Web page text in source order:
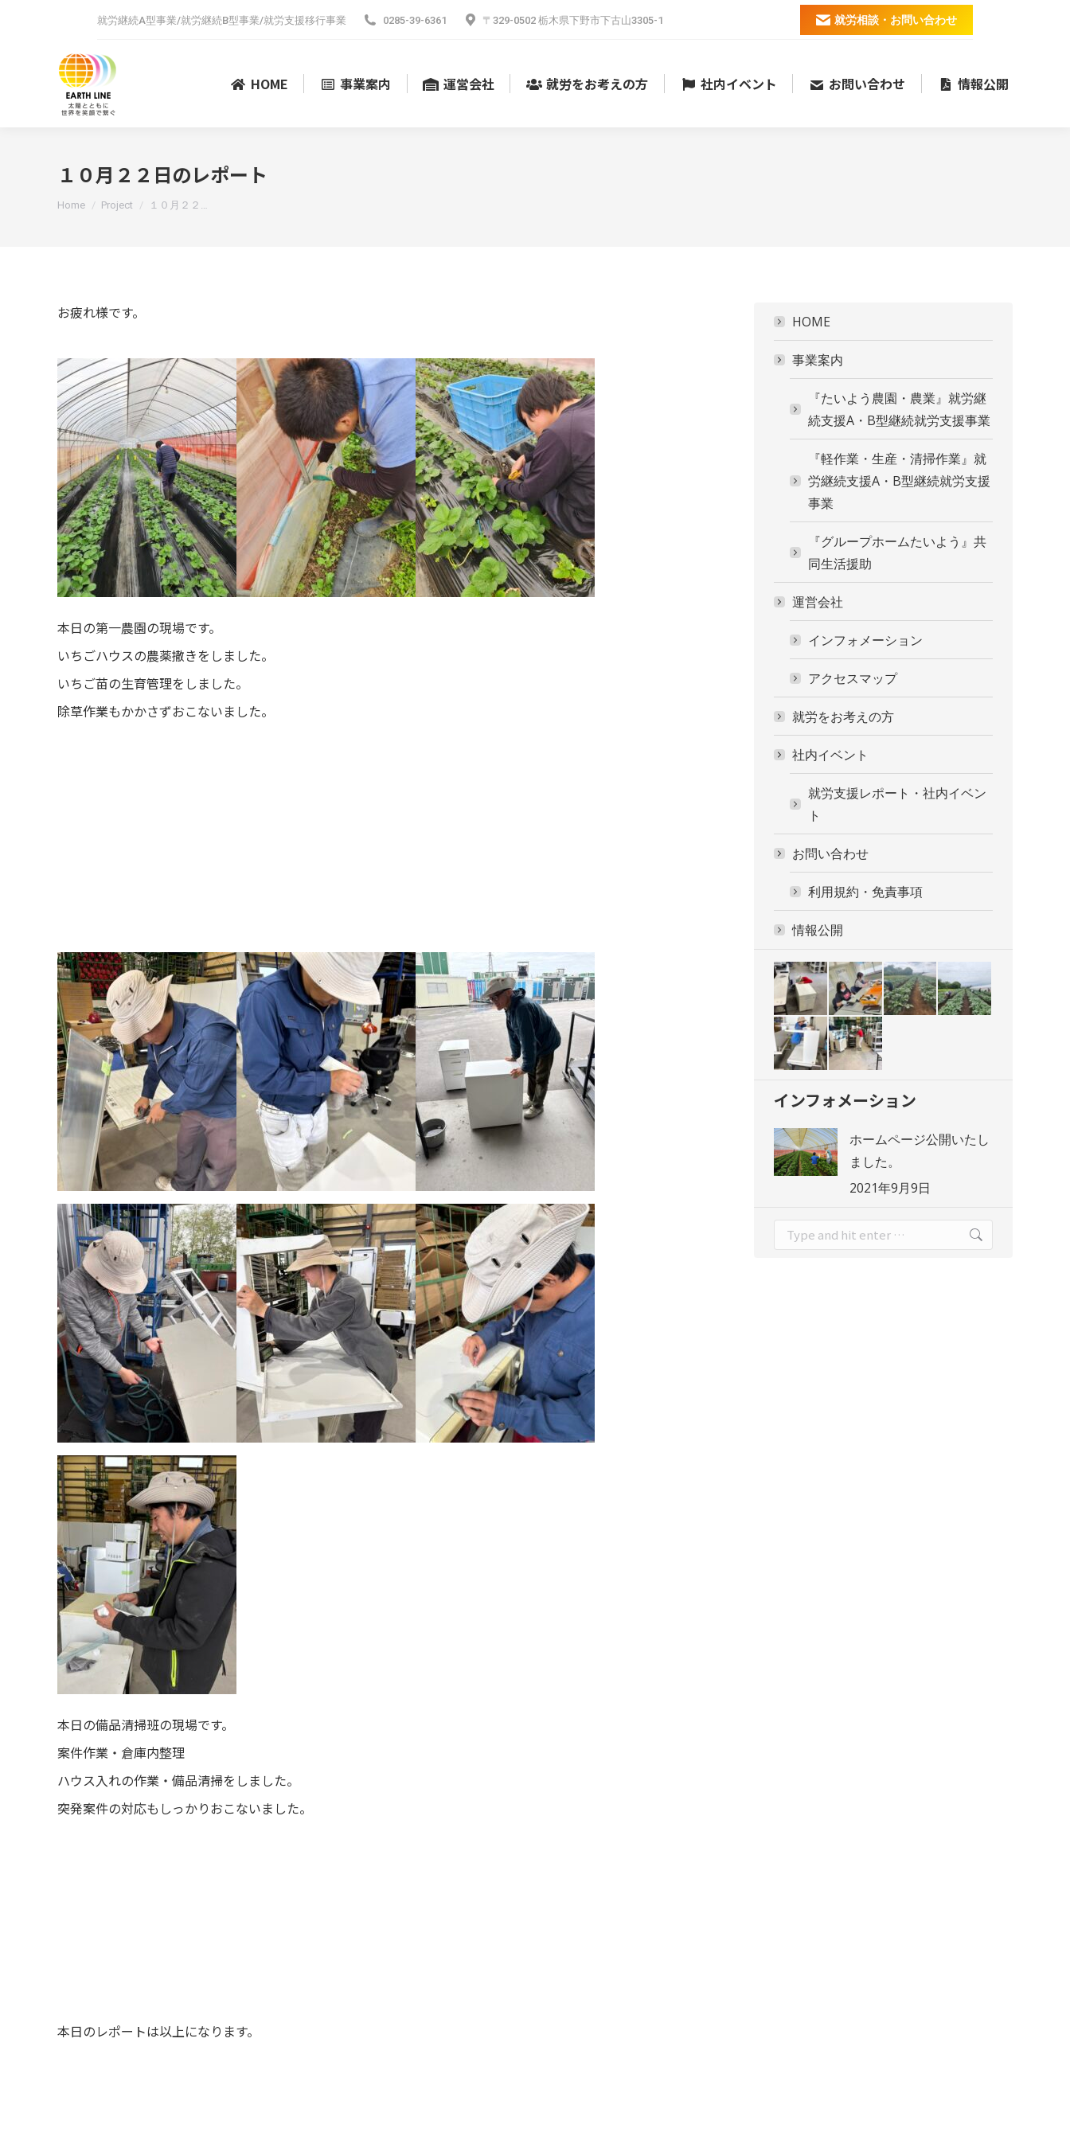
就労継続A型事業/就労継続B型事業/就労支援移行事業 0285-39-6361 〒329-0502 栃木県下野市下古山3305-1 就労相談・お問い合わせ
HOME 事業案内 運営会社 就労をお考えの方 社内イベント お問い合わせ 情報公開
１０月２２日のレポート
You are here:
Home Project １０月２２…
お疲れ様です。
本日の第一農園の現場です。
いちごハウスの農薬撒きをしました。
いちご苗の生育管理をしました。
除草作業もかかさずおこないました。
本日の備品清掃班の現場です。
案件作業・倉庫内整理
ハウス入れの作業・備品清掃をしました。
突発案件の対応もしっかりおこないました。
本日のレポートは以上になります。
HOME
事業案内
『たいよう農園・農業』就労継
続支援A・B型継続就労支援事業
『軽作業・生産・清掃作業』就
労継続支援A・B型継続就労支援
事業
『グループホームたいよう』共
同生活援助
運営会社
インフォメーション
アクセスマップ
就労をお考えの方
社内イベント
就労支援レポート・社内イベン
ト
お問い合わせ
利用規約・免責事項
情報公開
インフォメーション
ホームページ公開いたし
ました。
2021年9月9日
Search: